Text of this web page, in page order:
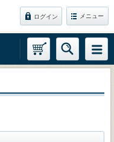
ログイン メニュー